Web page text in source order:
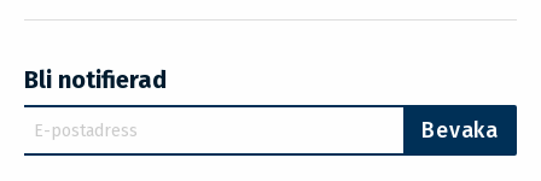
Bli notifierad
Bevaka